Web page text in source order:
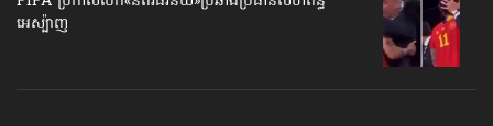
អេស្ប៉ាញ